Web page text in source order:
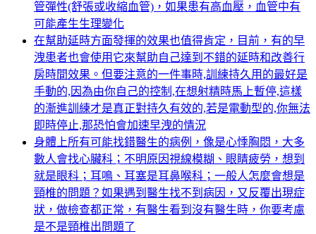
管彈性(舒張或收縮血管)，如果患有高血壓，血管中有
可能產生生理變化
在幫助延時方面發揮的效果也值得肯定，目前，有的早
洩患者也會使用它來幫助自己達到不錯的延時和改善行
房時間效果。但要注意的一件事時,訓練持久用的最好是
手動的,因為由你自己的控制,在想射精時馬上暫停,這樣
的漸進訓練才是真正對持久有效的,若是電動型的,你無法
即時停止,那恐怕會加速早洩的情況
身體上所有可能找錯醫生的病例，像是心悸胸悶，大多
數人會找心臟科；不明原因視線模糊、眼睛疲勞，想到
就是眼科；耳鳴、耳塞是耳鼻喉科；一般人怎麼會想是
頸椎的問題？如果遇到醫生找不到病因，又反覆出現症
狀，做檢查都正常，有醫生看到沒有醫生時，你要考慮
是不是頸椎出問題了